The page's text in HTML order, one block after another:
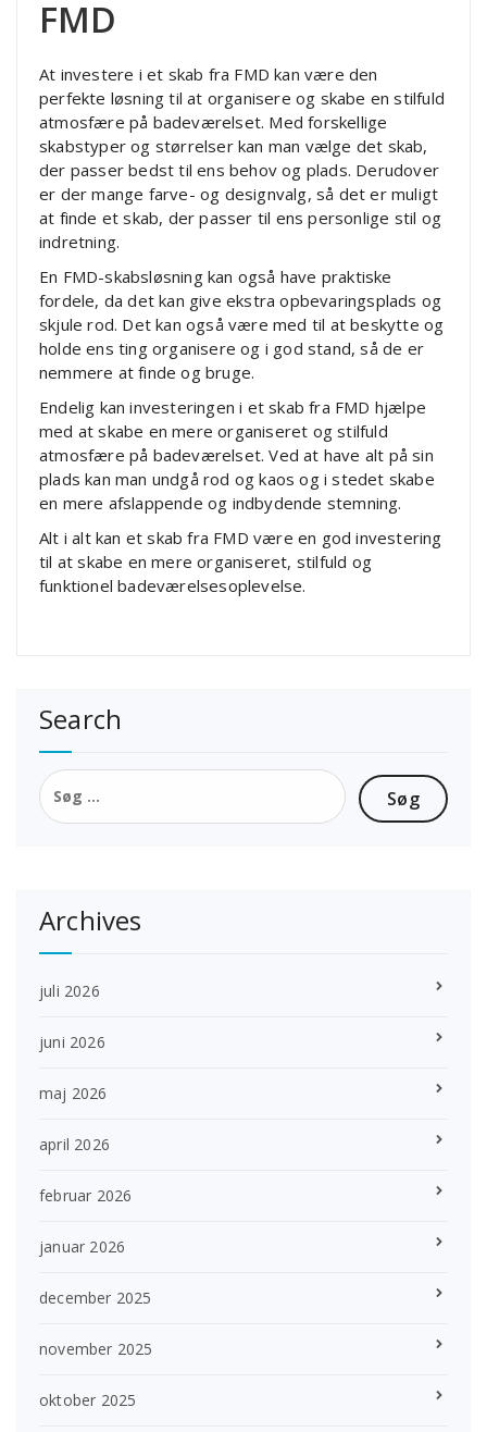
FMD
At investere i et skab fra FMD kan være den
perfekte løsning til at organisere og skabe en stilfuld
atmosfære på badeværelset. Med forskellige
skabstyper og størrelser kan man vælge det skab,
der passer bedst til ens behov og plads. Derudover
er der mange farve- og designvalg, så det er muligt
at finde et skab, der passer til ens personlige stil og
indretning.
En FMD-skabsløsning kan også have praktiske
fordele, da det kan give ekstra opbevaringsplads og
skjule rod. Det kan også være med til at beskytte og
holde ens ting organisere og i god stand, så de er
nemmere at finde og bruge.
Endelig kan investeringen i et skab fra FMD hjælpe
med at skabe en mere organiseret og stilfuld
atmosfære på badeværelset. Ved at have alt på sin
plads kan man undgå rod og kaos og i stedet skabe
en mere afslappende og indbydende stemning.
Alt i alt kan et skab fra FMD være en god investering
til at skabe en mere organiseret, stilfuld og
funktionel badeværelsesoplevelse.
Search
Søg
efter:
Archives
juli 2026
juni 2026
maj 2026
april 2026
februar 2026
januar 2026
december 2025
november 2025
oktober 2025